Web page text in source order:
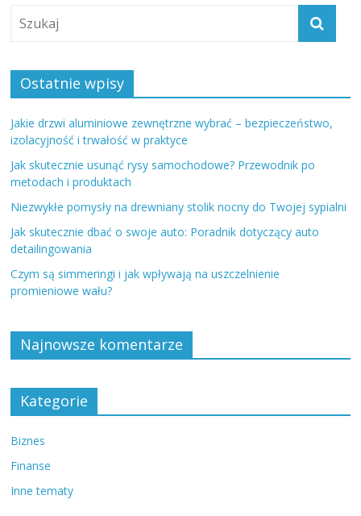
Ostatnie wpisy
Jakie drzwi aluminiowe zewnętrzne wybrać – bezpieczeństwo,
izolacyjność i trwałość w praktyce
Jak skutecznie usunąć rysy samochodowe? Przewodnik po
metodach i produktach
Niezwykłe pomysły na drewniany stolik nocny do Twojej sypialni
Jak skutecznie dbać o swoje auto: Poradnik dotyczący auto
detailingowania
Czym są simmeringi i jak wpływają na uszczelnienie
promieniowe wału?
Najnowsze komentarze
Kategorie
Biznes
Finanse
Inne tematy